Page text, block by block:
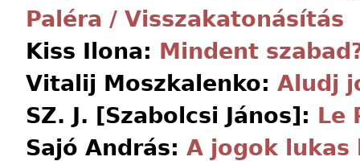
Paléra / Visszakatonásítás
Kiss Ilona: Mindent
Vitalij Moszkalenko: Aludj
SZ. J. [Szabolcsi János]: Le
Sajó András: A jogok lukas